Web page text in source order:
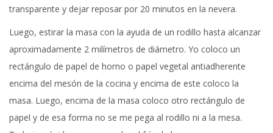
transparente y dejar reposar por 20 minutos en la nevera.
Luego, estirar la masa con la ayuda de un rodillo hasta alcanzar
aproximadamente 2 milímetros de diámetro. Yo coloco un
rectángulo de papel de horno o papel vegetal antiadherente
encima del mesón de la cocina y encima de este coloco la
masa. Luego, encima de la masa coloco otro rectángulo de
papel y de esa forma no se me pega al rodillo ni a la mesa.